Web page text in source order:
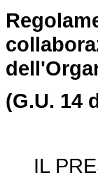
(G.U. 14
IL